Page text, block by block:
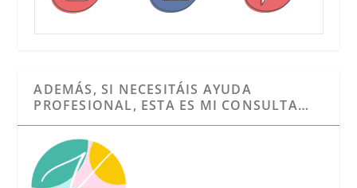
ADEMÁS, SI NECESITÁIS AYUDA
PROFESIONAL, ESTA ES MI CONSULTA…